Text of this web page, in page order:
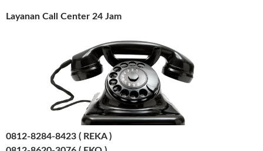
Layanan Call Center 24 Jam
0812-8284-8423 ( REKA )